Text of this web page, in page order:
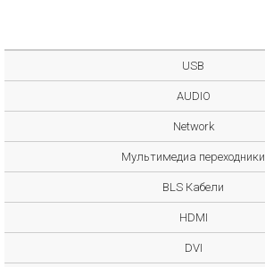
USB
AUDIO
Network
Мультимедиа переходники
BLS Кабели
HDMI
DVI